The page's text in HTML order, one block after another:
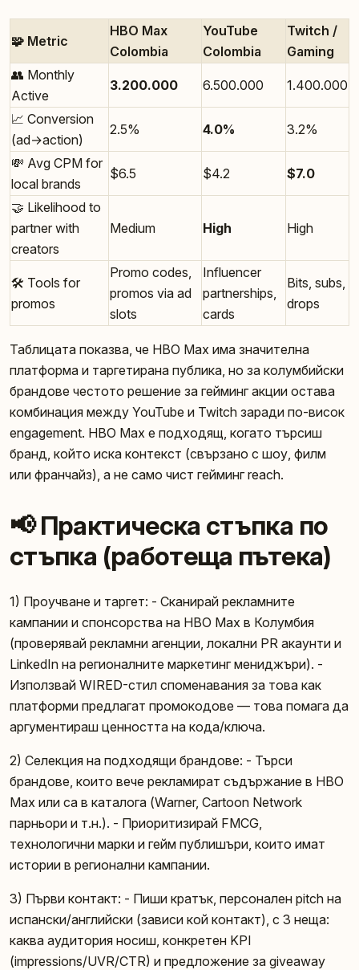
🧩 Metric
HBO Max
Colombia
YouTube
Colombia
Twitch /
Gaming
👥 Monthly
Active
3.200.000 6.500.000 1.400.000
📈 Conversion
(ad→action)
2.5% 4.0% 3.2%
💸 Avg CPM for
local brands
$6.5 $4.2 $7.0
🤝 Likelihood to
partner with
creators
Medium High High
🛠️ Tools for
promos
Promo codes,
promos via ad
slots
Influencer
partnerships,
cards
Bits, subs,
drops
Таблицата показва, че HBO Max има значителна
платформа и таргетирана публика, но за колумбийски
брандове честото решение за гейминг акции остава
комбинация между YouTube и Twitch заради по-висок
engagement. HBO Max е подходящ, когато търсиш
бранд, който иска контекст (свързано с шоу, филм
или франчайз), а не само чист гейминг reach.
📢 Практическа стъпка по
стъпка (работеща пътека)
1) Проучване и таргет: - Сканирай рекламните
кампании и спонсорства на HBO Max в Колумбия
(проверявай рекламни агенции, локални PR акаунти и
LinkedIn на регионалните маркетинг мениджъри). -
Използвай WIRED-стил споменавания за това как
платформи предлагат промокодове — това помага да
аргументираш ценността на кода/ключа.
2) Селекция на подходящи брандове: - Търси
брандове, които вече рекламират съдържание в HBO
Max или са в каталога (Warner, Cartoon Network
парньори и т.н.). - Приоритизирай FMCG,
технологични марки и гейм публишъри, които имат
истории в регионални кампании.
3) Първи контакт: - Пиши кратък, персонален pitch на
испански/английски (зависи кой контакт), с 3 неща:
каква аудитория носиш, конкретен KPI
(impressions/UVR/CTR) и предложение за giveaway